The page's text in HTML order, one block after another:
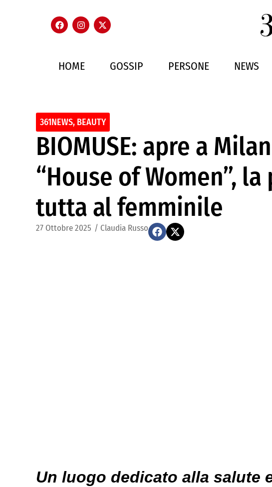
HOME GOSSIP PERSONE NEWS
361NEWS, BEAUTY
BIOMUSE: apre a
“House of Women”,
tutta al femminile
27 Ottobre 2025 / Claudia Russo
Un luogo dedicato alla salute